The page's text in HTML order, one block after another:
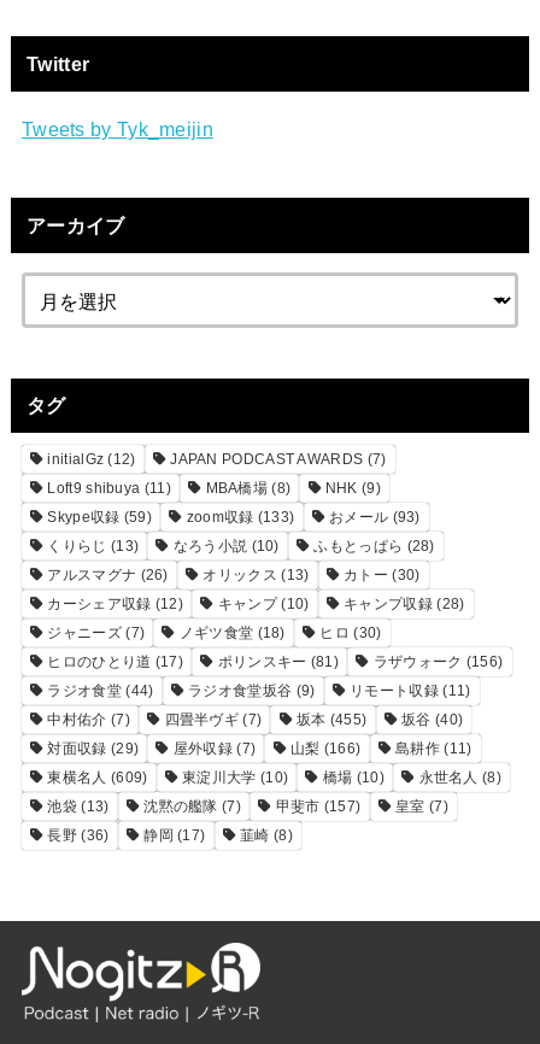
Twitter
Tweets by Tyk_meijin
アーカイブ
タグ
initialGz (12) JAPAN PODCAST AWARDS (7)
Loft9 shibuya (11) MBA橋場 (8) NHK (9)
Skype収録 (59) zoom収録 (133) おメール (93)
くりらじ (13) なろう小説 (10) ふもとっぱら (28)
アルスマグナ (26) オリックス (13) カトー (30)
カーシェア収録 (12) キャンプ(10) キャンプ収録(28)
ジャニーズ(7) ノギツ食堂 (18) ヒロ (30)
ヒロのひとり道 (17) ポリンスキー (81) ラザウォーク (156)
ラジオ食堂(44) ラジオ食堂坂谷 (9) リモート収録(11)
中村佑介 (7) 四畳半ヴギ (7) 坂本 (455) 坂谷 (40)
対面収録 (29) 屋外収録 (7) 山梨 (166) 島耕作(11)
東横名人 (609) 東淀川大学 (10) 橋場 (10) 永世名人 (8)
池袋 (13) 沈黙の艦隊 (7) 甲斐市 (157) 皇室 (7)
長野 (36) 静岡 (17) 韮崎 (8)